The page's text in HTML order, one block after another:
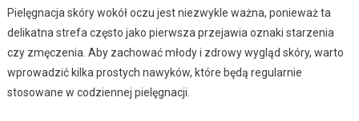
Pielęgnacja skóry wokół oczu jest niezwykle ważna, ponieważ ta
delikatna strefa często jako pierwsza przejawia oznaki starzenia
czy zmęczenia. Aby zachować młody i zdrowy wygląd skóry, warto
wprowadzić kilka prostych nawyków, które będą regularnie
stosowane w codziennej pielęgnacji.